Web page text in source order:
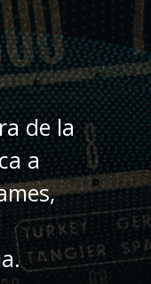
de la
a